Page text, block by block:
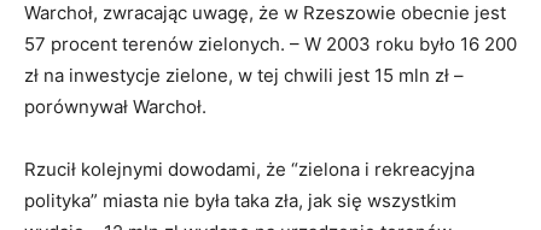
Warchoł, zwracając uwagę, że w Rzeszowie obecnie jest
57 procent terenów zielonych. – W 2003 roku było 16 200
zł na inwestycje zielone, w tej chwili jest 15 mln zł –
porównywał Warchoł.
Rzucił kolejnymi dowodami, że “zielona i rekreacyjna
polityka” miasta nie była taka zła, jak się wszystkim